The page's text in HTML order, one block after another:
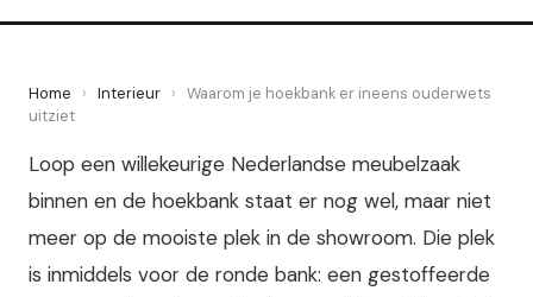
Home › Interieur › Waarom je hoekbank er ineens ouderwets
uitziet
Loop een willekeurige Nederlandse meubelzaak
binnen en de hoekbank staat er nog wel, maar niet
meer op de mooiste plek in de showroom. Die plek
is inmiddels voor de ronde bank: een gestoffeerde